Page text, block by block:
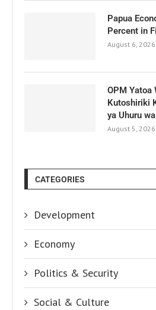
Papua
Percent in
August 6, 2026
OPM Yatoa
Kutoshiriki
ya Uhuru
August 5, 2026
CATEGORIES
Development
Economy
Politics & Security
Social & Culture